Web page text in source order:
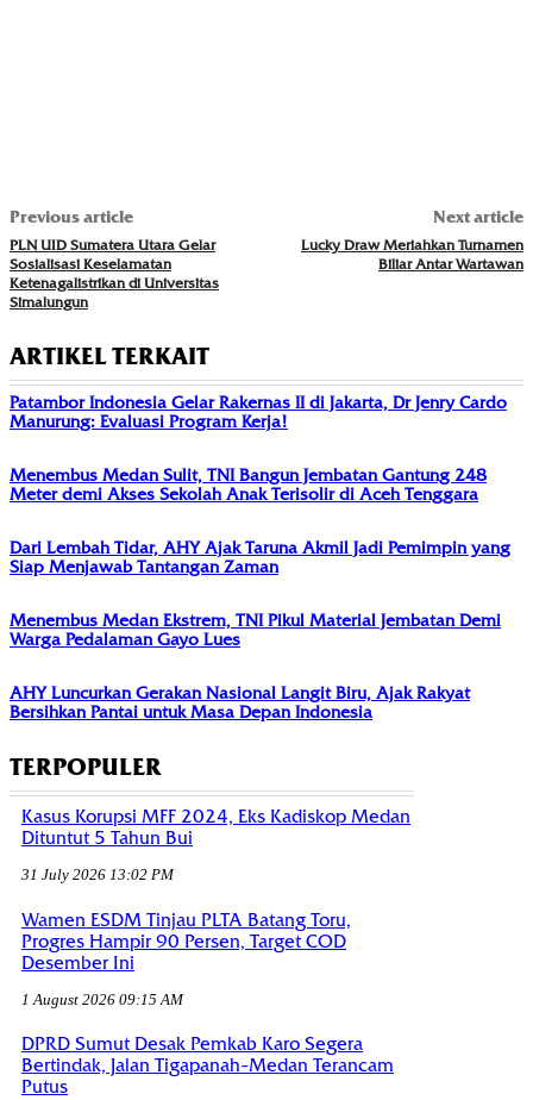
Previous article
PLN UID Sumatera Utara Gelar
Sosialisasi Keselamatan
Ketenagalistrikan di Universitas
Simalungun
Next article
Lucky Draw Meriahkan Turnamen
Biliar Antar Wartawan
ARTIKEL TERKAIT
Patambor Indonesia Gelar Rakernas II di Jakarta, Dr Jenry Cardo
Manurung: Evaluasi Program Kerja!
Menembus Medan Sulit, TNI Bangun Jembatan Gantung 248
Meter demi Akses Sekolah Anak Terisolir di Aceh Tenggara
Dari Lembah Tidar, AHY Ajak Taruna Akmil Jadi Pemimpin yang
Siap Menjawab Tantangan Zaman
Menembus Medan Ekstrem, TNI Pikul Material Jembatan Demi
Warga Pedalaman Gayo Lues
AHY Luncurkan Gerakan Nasional Langit Biru, Ajak Rakyat
Bersihkan Pantai untuk Masa Depan Indonesia
TERPOPULER
Kasus Korupsi MFF 2024, Eks Kadiskop Medan
Dituntut 5 Tahun Bui
31 July 2026 13:02 PM
Wamen ESDM Tinjau PLTA Batang Toru,
Progres Hampir 90 Persen, Target COD
Desember Ini
1 August 2026 09:15 AM
DPRD Sumut Desak Pemkab Karo Segera
Bertindak, Jalan Tigapanah–Medan Terancam
Putus